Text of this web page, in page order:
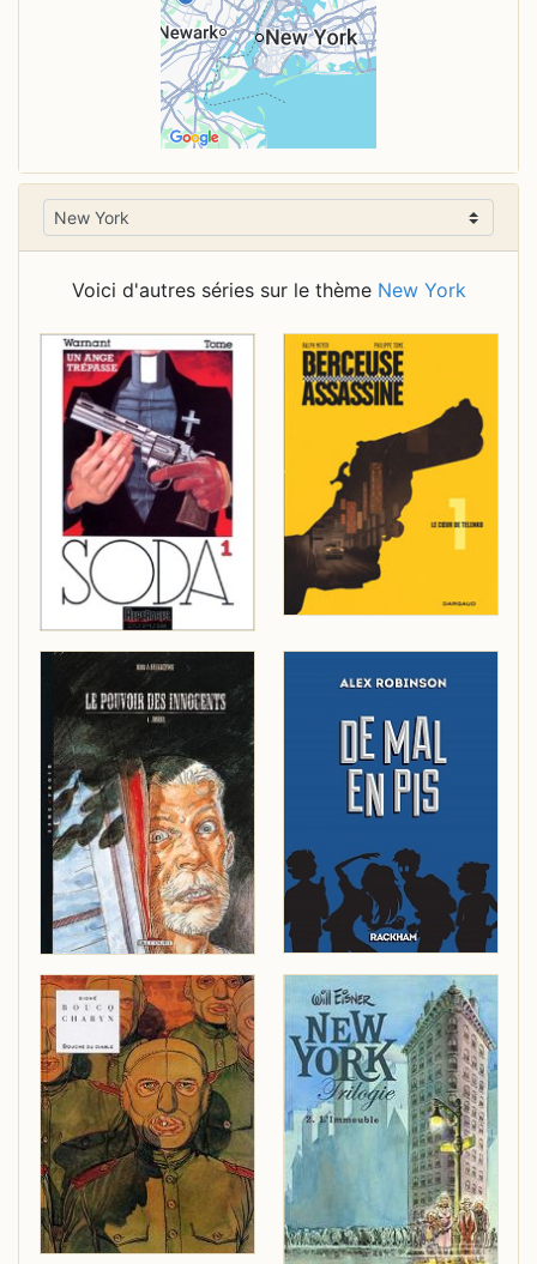
Voici d'autres séries sur le thème New York